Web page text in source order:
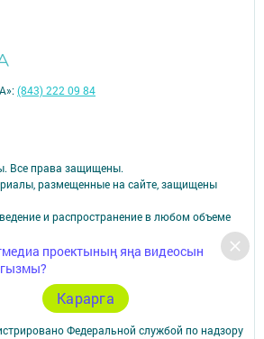
проектының яңа видеосын
Карарга
Все права защищены.
размещенные на сайте, защищены
и распространение в любом объеме
возможна только с письменного согласия
агентства по печати и массовым
(Вперед)
Федеральной службой по надзору
(843) 222 09 84